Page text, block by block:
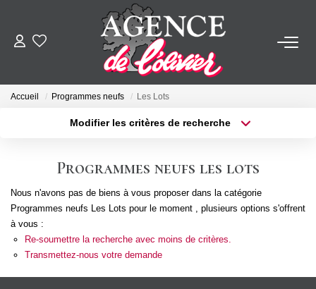
ACHETER
FAIRE GÉRER
SYNDIC
Accueil Programmes neufs Les Lots
Modifier les critères de recherche
Type de bien
Budget max Plus de critères
Créer une alerte
Programmes neufs les lots
Nous n'avons pas de biens à vous proposer dans la catégorie
Programmes neufs Les Lots pour le moment , plusieurs options s'offrent
à vous :
Re-soumettre la recherche avec moins de critères.
Transmettez-nous votre demande